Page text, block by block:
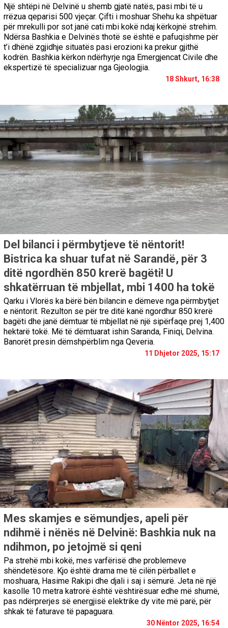
Një shtëpi në Delvinë u shemb gjatë natës, pasi mbi të u
rrëzua qeparisi 500 vjeçar. Çifti i moshuar Shehu ka shpëtuar
për mrekulli por sot janë cati mbi kokë ndaj kërkojnë strehim.
Ndërsa Bashkia e Delvinës thotë se është e pafuqishme për
t’i dhënë zgjidhje situatës pasi erozioni ka prekur gjithë
kodrën. Bashkia kërkon ndërhyrje nga Emergjencat Civile dhe
ekspertizë të specializuar nga Gjeologjia.
18 Shkurt, 16:38
Del bilanci i përmbytjeve të nëntorit!
Bistrica ka shuar tufat në Sarandë, për 3
ditë ngordhën 850 krerë bagëti! U
shkatërruan të mbjellat, mbi 1400 ha tokë
Qarku i Vlorës ka bërë bën bilancin e dëmeve nga përmbytjet
e nëntorit. Rezulton se për tre ditë kanë ngordhur 850 krerë
bagëti dhe janë dëmtuar të mbjellat në një sipërfaqe prej 1,400
hektarë tokë. Më të dëmtuarat ishin Saranda, Finiqi, Delvina.
Banorët presin dëmshpërblim nga Qeveria.
11 Dhjetor 2025, 15:17
Mes skamjes e sëmundjes, apeli për
ndihmë i nënës në Delvinë: Bashkia nuk na
ndihmon, po jetojmë si qeni
Pa strehë mbi kokë, mes varfërisë dhe problemeve
shëndetësore. Kjo është drama me të cilën përballet e
moshuara, Hasime Rakipi dhe djali i saj i sëmurë. Jeta në një
kasolle 10 metra katrorë është vështirësuar edhe më shumë,
pas ndërprerjes së energjisë elektrike dy vite më parë, për
shkak të faturave të papaguara.
30 Nëntor 2025, 16:54